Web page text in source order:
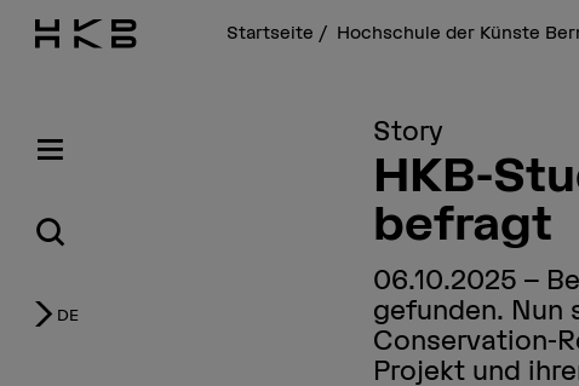
DE
Startseite Hochschule der Künste
Story
HKB-
befragt
06.10.2025
gefunden. Nun
Conservation-
Projekt und